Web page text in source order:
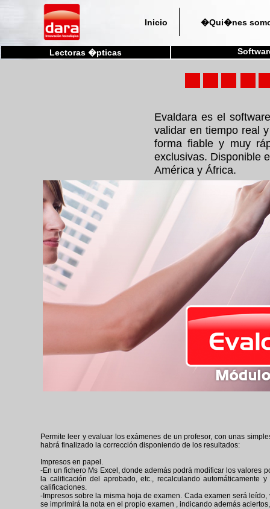
Inicio �Qui�nes
Lectoras �pticas
Evaldara es el
validar en tiempo real
forma fiable y muy
exclusivas. Disponible
América y África.
Permite leer y evaluar los exámenes de un profesor, con unas
habrá finalizado la corrección disponiendo de los resultados:
Impresos en papel.
-En un fichero Ms Excel, donde además podrá modificar los valores
la calificación del aprobado, etc., recalculando automáticamente
calificaciones.
-Impresos sobre la misma hoja de examen. Cada examen será
se imprimirá la nota en el propio examen , indicando además